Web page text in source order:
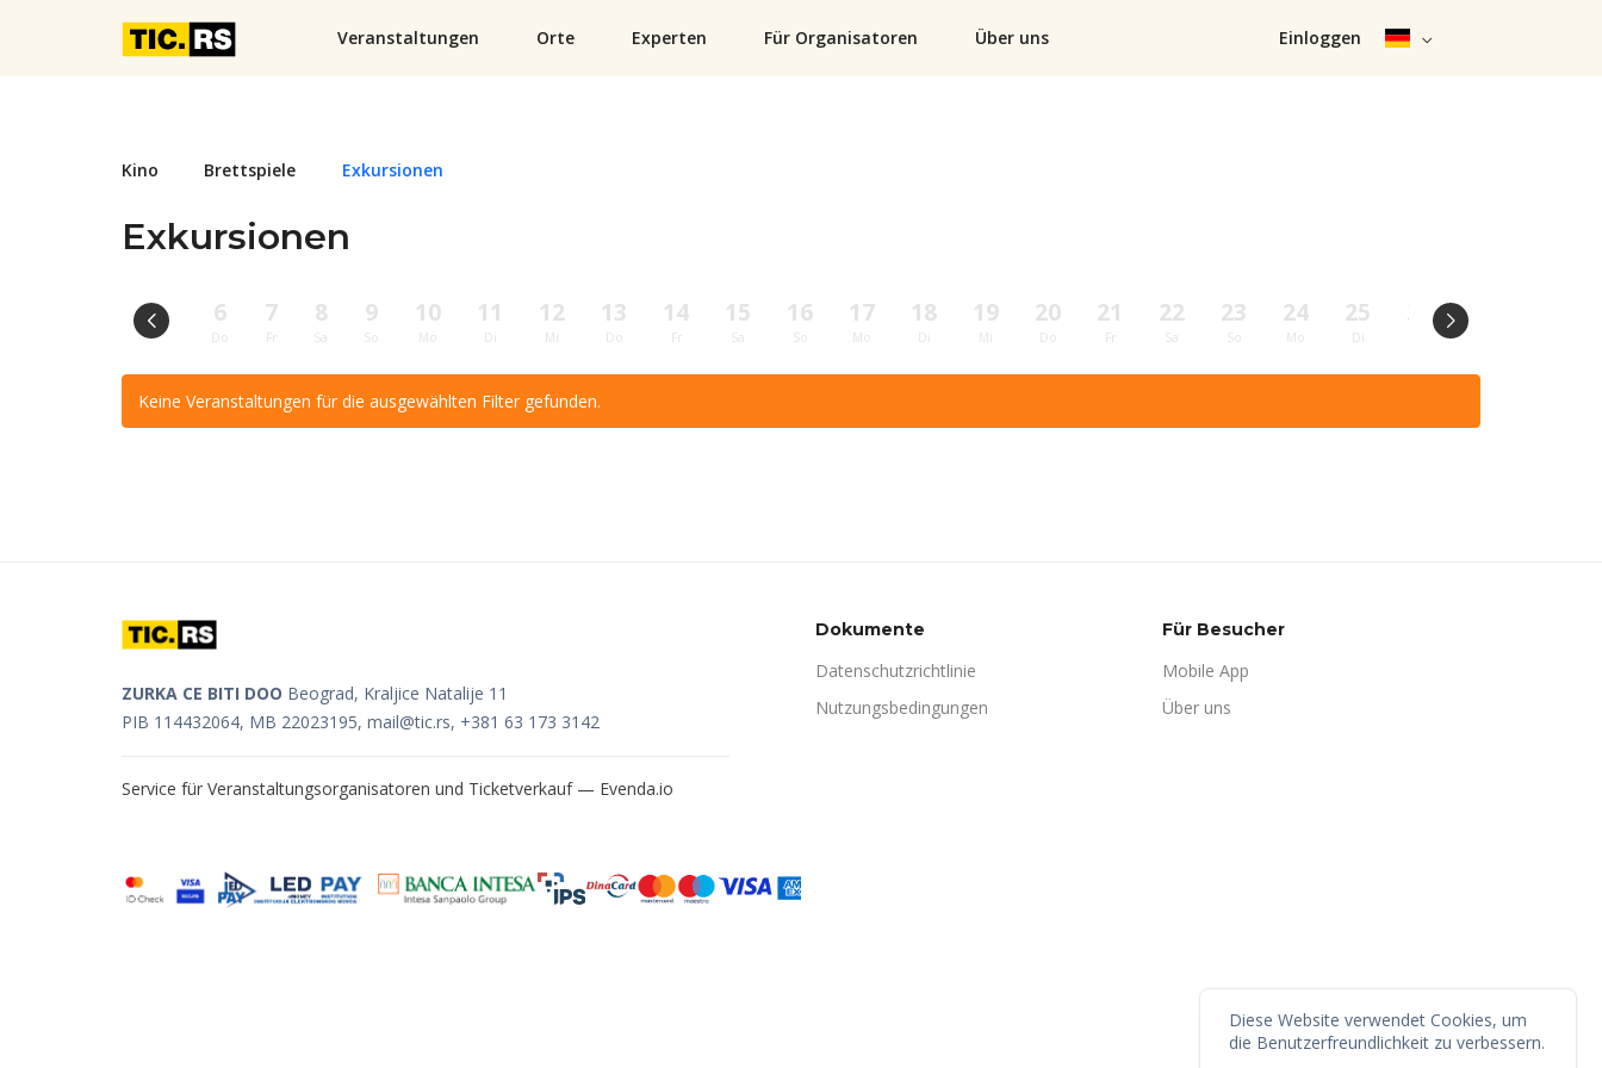
Veranstaltungen Orte Experten Für Organisatoren Über uns Einloggen
Kino Brettspiele Exkursionen
Exkursionen
6
Do
7
Fr
8
Sa
9
So
10
Mo
11
Di
12
Mi
13
Do
14
Fr
15
Sa
16
So
17
Mo
18
Di
19
Mi
20
Do
21
Fr
22
Sa
23
So
24
Mo
25
Di
26
Keine Veranstaltungen für die ausgewählten Filter gefunden.
ZURKA CE BITI DOO Beograd, Kraljice Natalije 11
PIB 114432064, MB 22023195, mail@tic.rs, +381 63 173 3142
Service für Veranstaltungsorganisatoren und Ticketverkauf — Evenda.io
Dokumente
Datenschutzrichtlinie
Nutzungsbedingungen
Für Besucher
Mobile App
Über uns
Diese Website verwendet Cookies, um
die Benutzerfreundlichkeit zu verbessern.